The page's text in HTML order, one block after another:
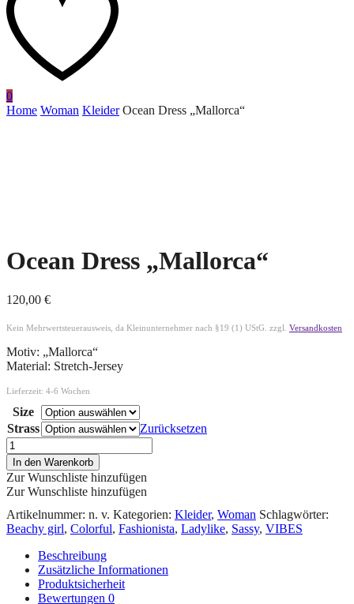
0
Home Woman Kleider Ocean Dress „Mallorca“
Ocean Dress „Mallorca“
120,00 €
Kein Mehrwertsteuerausweis, da Kleinunternehmer nach §19 (1) UStG. zzgl. Versandkosten
Motiv: „Mallorca“
Material: Stretch-Jersey
Lieferzeit: 4-6 Wochen
Size
Strass
Zurücksetzen
In den Warenkorb
Zur Wunschliste hinzufügen
Zur Wunschliste hinzufügen
Artikelnummer: n. v. Kategorien: Kleider, Woman Schlagwörter:
Beachy girl, Colorful, Fashionista, Ladylike, Sassy, VIBES
Beschreibung
Zusätzliche Informationen
Produktsicherheit
Bewertungen 0